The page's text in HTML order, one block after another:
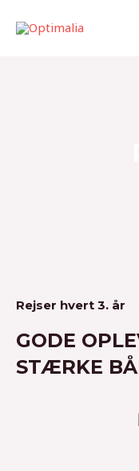
Rejser hvert 3. år
GODE
STÆRKE